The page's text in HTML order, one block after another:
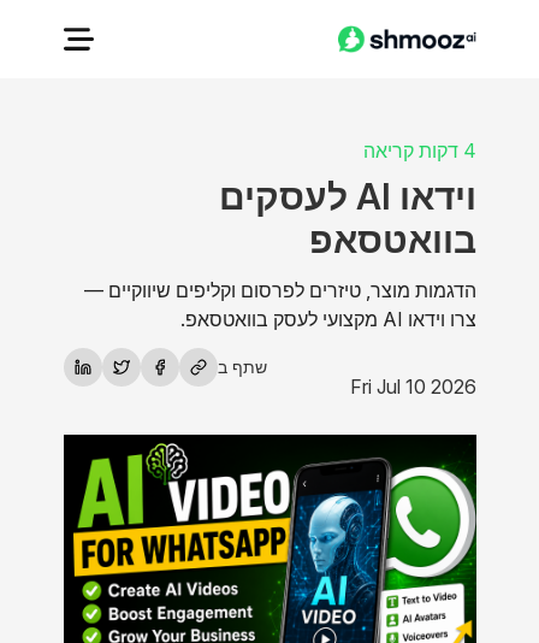
4 דקות קריאה
וידאו AI לעסקים
בוואטסאפ
הדגמות מוצר, טיזרים לפרסום וקליפים שיווקיים —
צרו וידאו AI מקצועי לעסק בוואטסאפ.
Fri Jul 10 2026
שתף ב